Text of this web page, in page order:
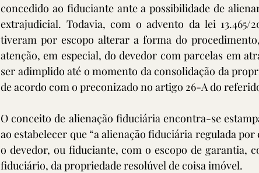
concedido ao fiduciante ante a possibilidade de
extrajudicial. Todavia, com o advento da lei 13.465/
tiveram por escopo alterar a forma do
atenção, em especial, do devedor com parcelas em
ser adimplido até o momento da consolidação da
de acordo com o preconizado no artigo 26-A do
O conceito de alienação fiduciária encontra-se
ao estabelecer que “a alienação fiduciária regulada
o devedor, ou fiduciante, com o escopo de garantia,
fiduciário, da propriedade resolúvel de coisa imóvel.